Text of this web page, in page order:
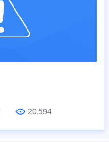
20,594